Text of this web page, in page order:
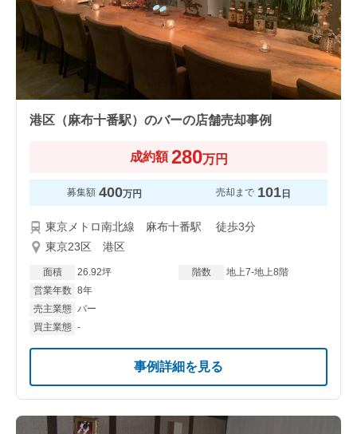
港区（麻布十番駅）のバーの店舗売却事例
成約額 280万円
募集額 400万円 売却まで 101日
東京メトロ南北線 麻布十番駅 徒歩3分
東京23区 港区
面積 26.92坪 階数
地上7-地上8階
営業年数 8年
売主業態 バー
買主業態 -
事例詳細を見る